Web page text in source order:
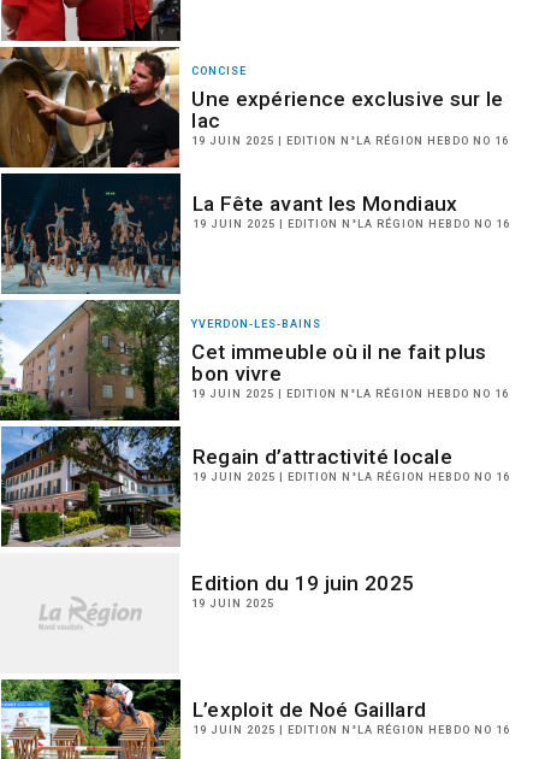
CONCISE
Une expérience exclusive sur le
lac
19 JUIN 2025 | EDITION N°LA RÉGION HEBDO NO 16
La Fête avant les Mondiaux
19 JUIN 2025 | EDITION N°LA RÉGION HEBDO NO 16
YVERDON-LES-BAINS
Cet immeuble où il ne fait plus
bon vivre
19 JUIN 2025 | EDITION N°LA RÉGION HEBDO NO 16
Regain d’attractivité locale
19 JUIN 2025 | EDITION N°LA RÉGION HEBDO NO 16
Edition du 19 juin 2025
19 JUIN 2025
L’exploit de Noé Gaillard
19 JUIN 2025 | EDITION N°LA RÉGION HEBDO NO 16